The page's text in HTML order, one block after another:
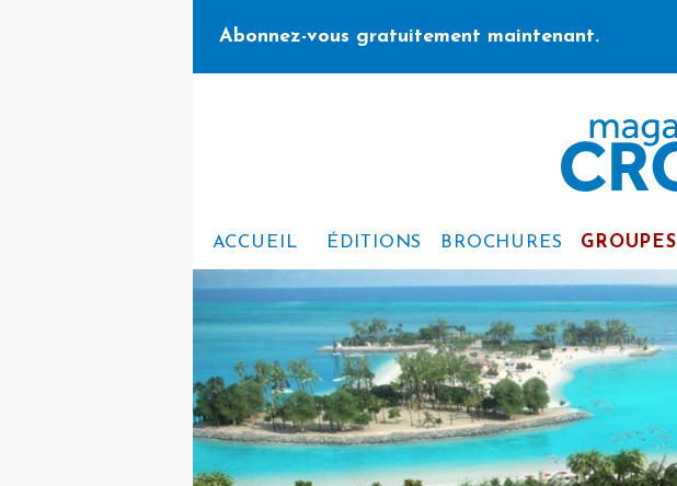
Abonnez-vous gratuitement maintenant.
ACCUEIL ÉDITIONS BROCHURES GROUPES